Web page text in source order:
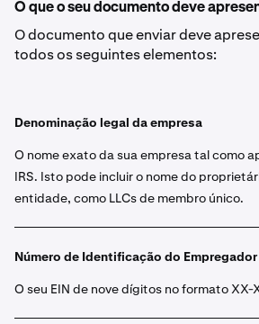
O que o seu documento deve
O documento que enviar deve
todos os seguintes elementos:
Denominação legal da empresa
O nome exato da sua empresa tal como
IRS. Isto pode incluir o nome do
entidade, como LLCs de membro único.
Número de Identificação do Empregador
O seu EIN de nove dígitos no formato XX-